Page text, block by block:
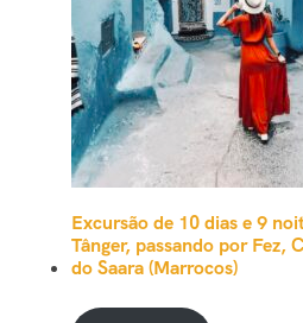
Excursão de 10 dias e 9
Tânger, passando por Fez,
do Saara (Marrocos)